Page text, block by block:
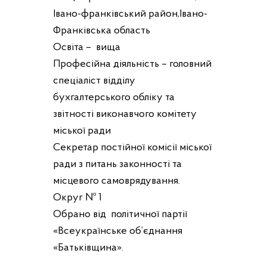
Івано-франківський район,Івано-
Франківська область
Освіта – вища
Професійна діяльність – головний
спеціаліст відділу
бухгалтерського обліку та
звітності виконавчого комітету
міської ради
Секретар постійної комісії міської
ради з питань законності та
місцевого самоврядування.
Округ № 1
Обрано від політичної партії
«Всеукраїнське об’єднання
«Батьківщина».